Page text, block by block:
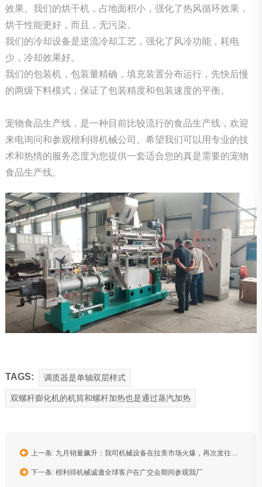
效果。我们的烘干机，占地面积小，强化了热风循环效果，
烘干性能更好，而且，无污染。
我们的冷却设备是逆流冷却工艺，强化了风冷功能，耗电
少，冷却效果好。
我们的包装机，包装量精确，填充装置分布运行，先快后慢
的两级下料模式，保证了包装精度和包装速度的平衡。
宠物食品生产线，是一种目前比较流行的食品生产线，欢迎
来电询问和参观楷利得机械公司。希望我们可以用专业的技
术和热情的服务态度为您提供一套适合您的真是需要的宠物
食品生产线。
TAGS: 调质器是单轴双层样式
双螺杆膨化机的机筒和螺杆加热也是通过蒸汽加热
上一条: 九月销量飙升：我司机械设备在拉美市场火爆，再次发往墨西哥！
下一条: 楷利得机械诚邀全球客户在广交会期间参观我厂